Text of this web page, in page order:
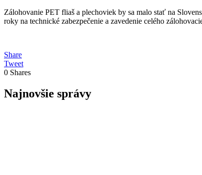
Zálohovanie PET fliaš a plechoviek by sa malo stať na
roky na technické zabezpečenie a zavedenie celého
Share
Tweet
0 Shares
Najnovšie správy